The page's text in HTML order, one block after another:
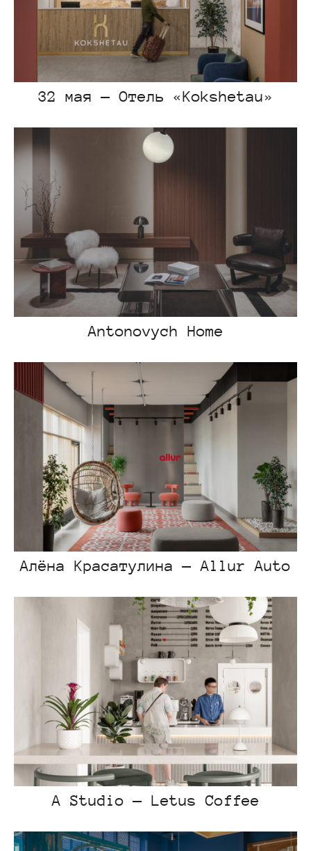
32 мая — Отель «Kokshetau»
Antonovych Home
Алёна Красатулина — Allur Auto
A Studio — Letus Coffee